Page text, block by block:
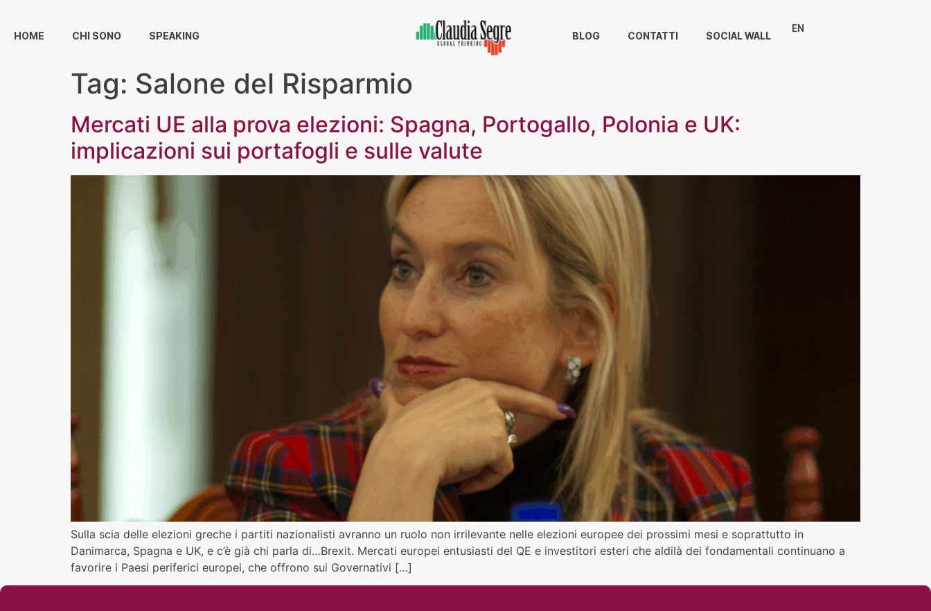
HOME CHI SONO SPEAKING BLOG CONTATTI SOCIAL WALL
EN
Tag: Salone del Risparmio
Mercati UE alla prova elezioni: Spagna, Portogallo, Polonia e UK:
implicazioni sui portafogli e sulle valute
Sulla scia delle elezioni greche i partiti nazionalisti avranno un ruolo non irrilevante nelle elezioni europee dei prossimi mesi e soprattutto in
Danimarca, Spagna e UK, e c’è già chi parla di…Brexit. Mercati europei entusiasti del QE e investitori esteri che aldilà dei fondamentali continuano a
favorire i Paesi periferici europei, che offrono sui Governativi […]